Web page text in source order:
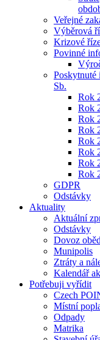
Veřejné
Výběrová
Krizové
Povinné
Poskytnuté
Sb.
Rok
Rok
Rok
Rok
Rok
Rok
Rok
Rok
GDPR
Odstávky
Aktuality
Aktuální
Odstávky
Dovoz
Munipolis
Ztráty a
Kalendář
Potřebuji vyřídit
Czech
Místní
Odpady
Matrika